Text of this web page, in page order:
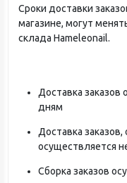
Сроки доставки
магазине, могут
склада Hameleonail.
Доставка
дням
Доставка
осуществляется
Сборка заказов